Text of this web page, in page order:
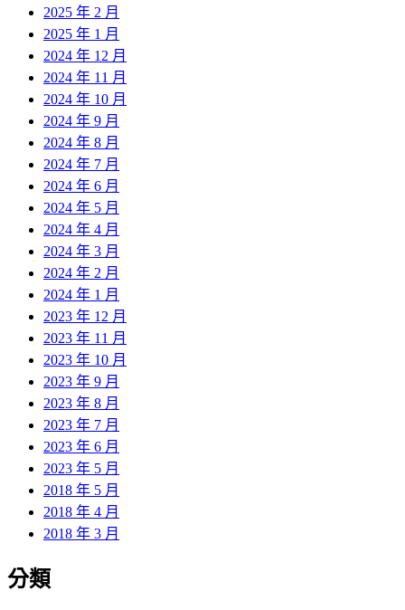
2025 年 2 月
2025 年 1 月
2024 年 12 月
2024 年 11 月
2024 年 10 月
2024 年 9 月
2024 年 8 月
2024 年 7 月
2024 年 6 月
2024 年 5 月
2024 年 4 月
2024 年 3 月
2024 年 2 月
2024 年 1 月
2023 年 12 月
2023 年 11 月
2023 年 10 月
2023 年 9 月
2023 年 8 月
2023 年 7 月
2023 年 6 月
2023 年 5 月
2018 年 5 月
2018 年 4 月
2018 年 3 月
分類